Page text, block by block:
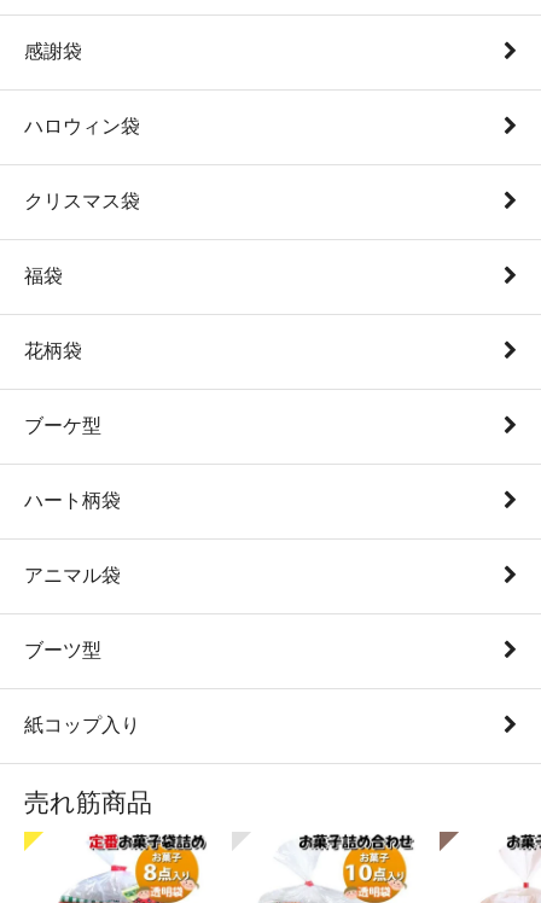
感謝袋
ハロウィン袋
クリスマス袋
福袋
花柄袋
ブーケ型
ハート柄袋
アニマル袋
ブーツ型
紙コップ入り
売れ筋商品